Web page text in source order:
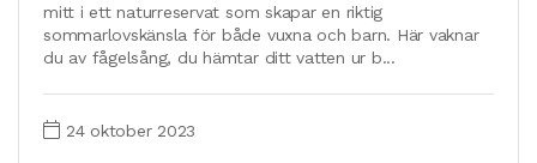
mitt i ett naturreservat som skapar en riktig
sommarlovskänsla för både vuxna och barn. Här vaknar
du av fågelsång, du hämtar ditt vatten ur b...
24 oktober 2023